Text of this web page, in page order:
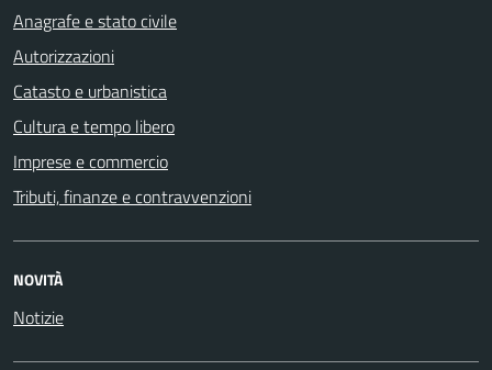
Anagrafe e stato civile
Autorizzazioni
Catasto e urbanistica
Cultura e tempo libero
Imprese e commercio
Tributi, finanze e contravvenzioni
NOVITÀ
Notizie